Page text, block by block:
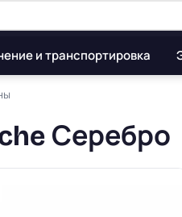
и транспортировка
Серебро